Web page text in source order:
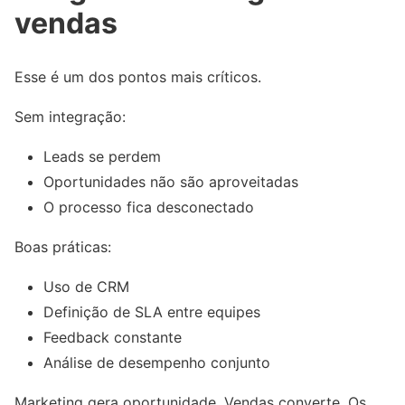
vendas
Esse é um dos pontos mais críticos.
Sem integração:
Leads se perdem
Oportunidades não são aproveitadas
O processo fica desconectado
Boas práticas:
Uso de CRM
Definição de SLA entre equipes
Feedback constante
Análise de desempenho conjunto